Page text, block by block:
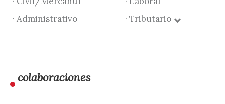
· Administrativo
· Tributario
colaboraciones